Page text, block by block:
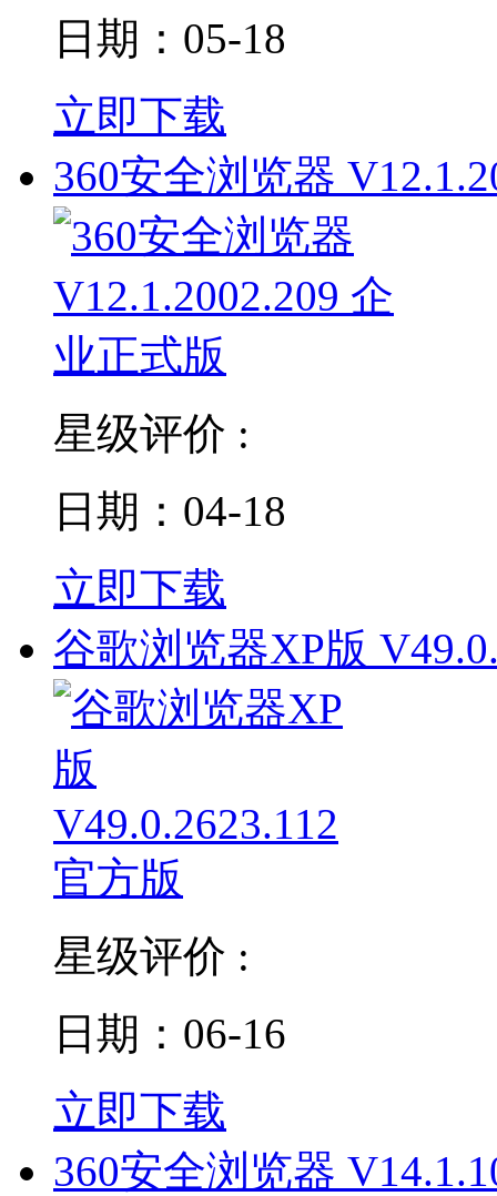
日期：05-18
立即下载
360安全浏览器
星级评价 :
日期：04-18
立即下载
谷歌浏览器XP版
星级评价 :
日期：06-16
立即下载
360安全浏览器